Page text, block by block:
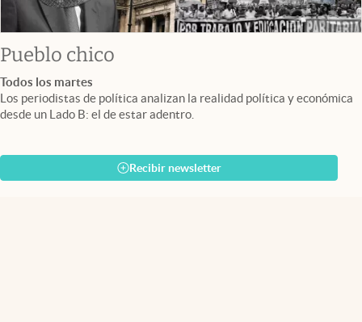
Pueblo chico
Todos los martes
Los periodistas de política analizan la realidad política y económica
desde un Lado B: el de estar adentro.
Recibir newsletter